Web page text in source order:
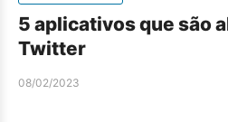
5 aplicativos que são
Twitter
08/02/2023